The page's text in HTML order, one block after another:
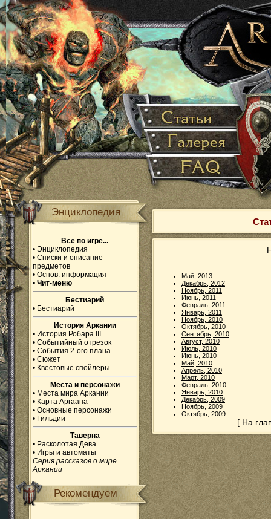
Энциклопедия
Все по игре...
• Энциклопедия
• Списки и описание
предметов
• Основ. информация
• Чит-меню
Бестиарий
• Бестиарий
История Аркании
• История Робара III
• Событийный отрезок
• События 2-ого плана
• Сюжет
• Квестовые спойлеры
Места и персонажи
• Места мира Аркании
• Карта Аргаана
• Основные персонажи
• Гильдии
Таверна
• Расколотая Дева
• Игры и автоматы
Серия рассказов о мире
Аркании
Рекомендуем
Май, 2013
Декабрь, 2012
Ноябрь, 2011
Июнь, 2011
Февраль, 2011
Январь, 2011
Ноябрь, 2010
Октябрь, 2010
Сентябрь, 2010
Август, 2010
Июль, 2010
Июнь, 2010
Май, 2010
Апрель, 2010
Март, 2010
Февраль, 2010
Январь, 2010
Декабрь, 2009
Ноябрь, 2009
Октябрь, 2009
[ На